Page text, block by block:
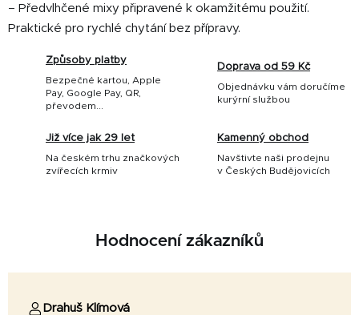
– Předvlhčené mixy připravené k okamžitému použití.
Praktické pro rychlé chytání bez přípravy.
Způsoby platby
Bezpečné kartou, Apple
Pay, Google Pay, QR,
převodem...
Doprava od 59 Kč
Objednávku vám doručíme
kurýrní službou
Již více jak 29 let
Na českém trhu značkových
zvířecích krmiv
Kamenný obchod
Navštivte naši prodejnu
v Českých Budějovicích
Hodnocení zákazníků
Drahuš Klímová